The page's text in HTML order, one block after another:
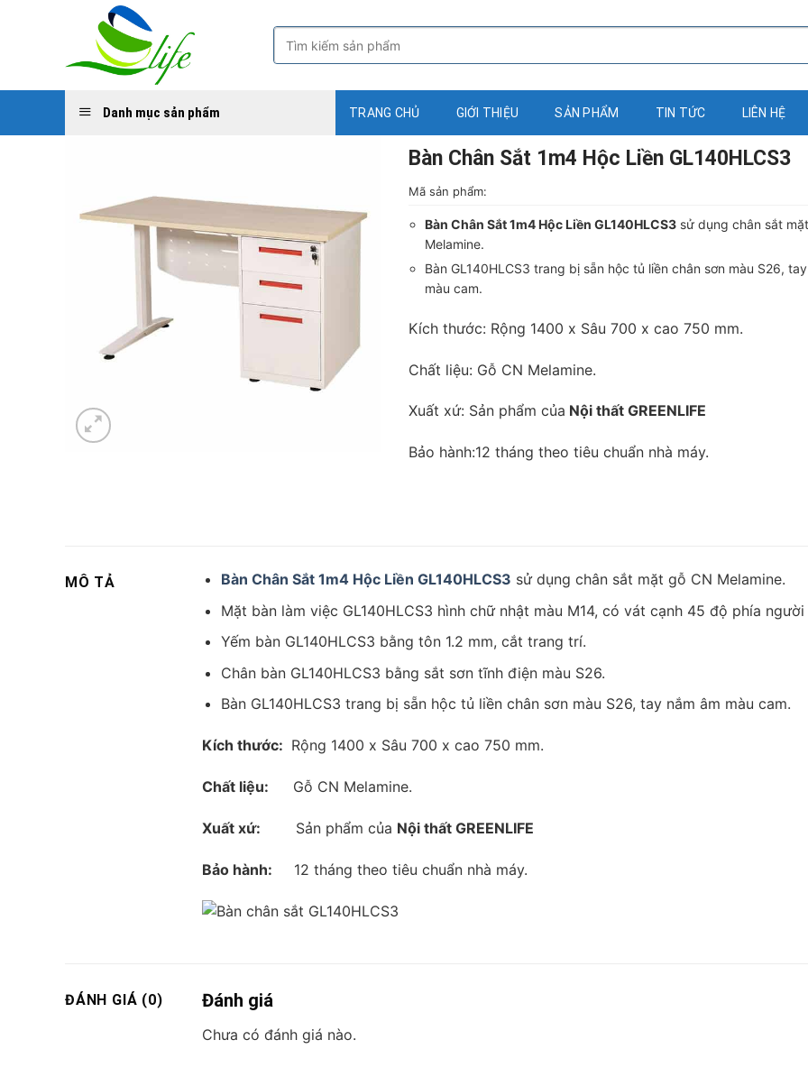
kiếm:
Danh mục sản phẩm TRANG CHỦ GIỚI THIỆU SẢN PHẨM TIN TỨC LIÊN HỆ
Bàn Chân Sắt 1m4 Hộc Liền GL140HLCS3
Mã sản phẩm:
Bàn Chân Sắt 1m4 Hộc Liền GL140HLCS3 sử dụng chân sắt
Melamine.
Bàn GL140HLCS3 trang bị sẵn hộc tủ liền chân sơn màu S26,
màu cam.
Kích thước: Rộng 1400 x Sâu 700 x cao 750 mm.
Chất liệu: Gỗ CN Melamine.
Xuất xứ: Sản phẩm của Nội thất GREENLIFE
Bảo hành:12 tháng theo tiêu chuẩn nhà máy.
MÔ TẢ Bàn Chân Sắt 1m4 Hộc Liền GL140HLCS3 sử dụng chân sắt mặt gỗ CN Melamine.
Mặt bàn làm việc GL140HLCS3 hình chữ nhật màu M14, có vát cạnh 45 độ phía
Yếm bàn GL140HLCS3 bằng tôn 1.2 mm, cắt trang trí.
Chân bàn GL140HLCS3 bằng sắt sơn tĩnh điện màu S26.
Bàn GL140HLCS3 trang bị sẵn hộc tủ liền chân sơn màu S26, tay nắm âm màu cam.
Kích thước: Rộng 1400 x Sâu 700 x cao 750 mm.
Chất liệu: Gỗ CN Melamine.
Xuất xứ: Sản phẩm của Nội thất GREENLIFE
Bảo hành: 12 tháng theo tiêu chuẩn nhà máy.
ĐÁNH GIÁ (0) Đánh giá
Chưa có đánh giá nào.